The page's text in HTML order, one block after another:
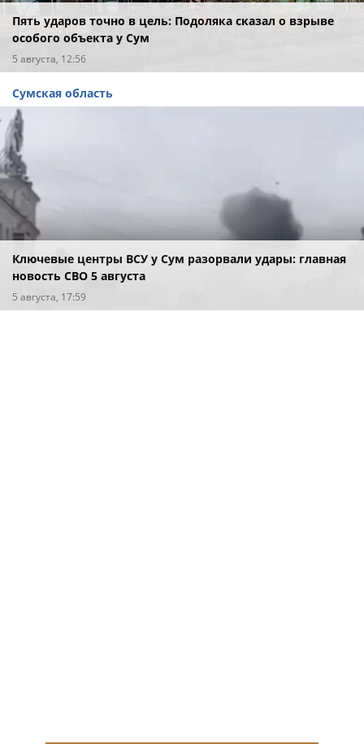
Пять ударов точно в цель: Подоляка сказал о взрыве
особого объекта у Сум
5 августа, 12:56
Сумская область
Ключевые центры ВСУ у Сум разорвали удары: главная
новость СВО 5 августа
5 августа, 17:59